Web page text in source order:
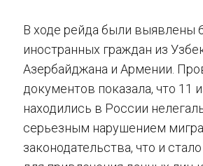
В ходе рейда были выявлены
иностранных граждан из
Азербайджана и Армении.
документов показала, что 11
находились в России
серьезным нарушением
законодательства, что и